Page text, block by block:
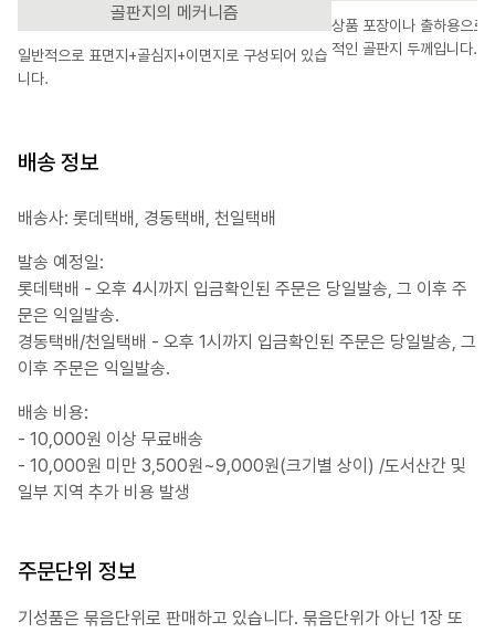
골판지의 메커니즘
일반적으로 표면지+골심지+이면지로 구성되어 있습
니다.
상품 포장이나 출하용으로
적인 골판지 두께입니다.
배송 정보
배송사: 롯데택배, 경동택배, 천일택배
발송 예정일:
롯데택배 - 오후 4시까지 입금확인된 주문은 당일발송, 그 이후 주
문은 익일발송.
경동택배/천일택배 - 오후 1시까지 입금확인된 주문은 당일발송, 그
이후 주문은 익일발송.
배송 비용:
- 10,000원 이상 무료배송
- 10,000원 미만 3,500원~9,000원(크기별 상이) /도서산간 및
일부 지역 추가 비용 발생
주문단위 정보
기성품은 묶음단위로 판매하고 있습니다. 묶음단위가 아닌 1장 또